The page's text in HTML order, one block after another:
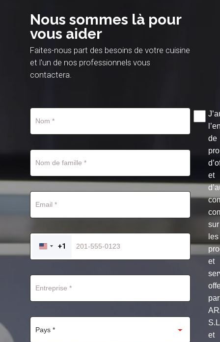
Nous sommes là pour
vous aider
Faites-nous part des besoins de votre cuisine
et l'un de nos professionnels vous
contactera.
UNITED
STATES
+1
de
et
sur
les
et
par
et